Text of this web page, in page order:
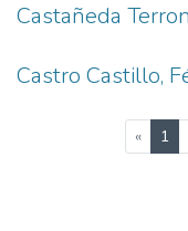
Castañeda
Castro Castillo,
« 1